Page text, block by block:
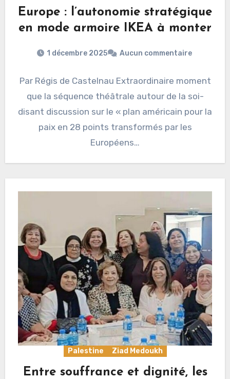
Europe : l’autonomie stratégique
en mode armoire IKEA à monter
1 décembre 2025 Aucun commentaire
Par Régis de Castelnau Extraordinaire moment
que la séquence théâtrale autour de la soi-
disant discussion sur le « plan américain pour la
paix en 28 points transformés par les
Européens…
Palestine Ziad Medoukh
Entre souffrance et dignité, les